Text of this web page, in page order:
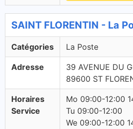
SAINT FLORENTIN - La
Catégories La Poste
Adresse
39 AVENUE DU
89600 ST
Horaires
Service
Mo 09:00-12:00
Tu 09:00-12:00
We 09:00-12:00